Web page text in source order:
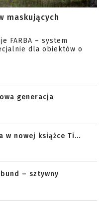
maskujących
FARBA – system
dla obiektów o
generacja
nowej książce Ti...
– sztywny